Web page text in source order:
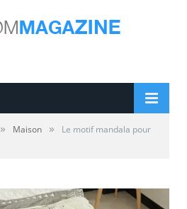
» Maison »
Le motif mandala pour